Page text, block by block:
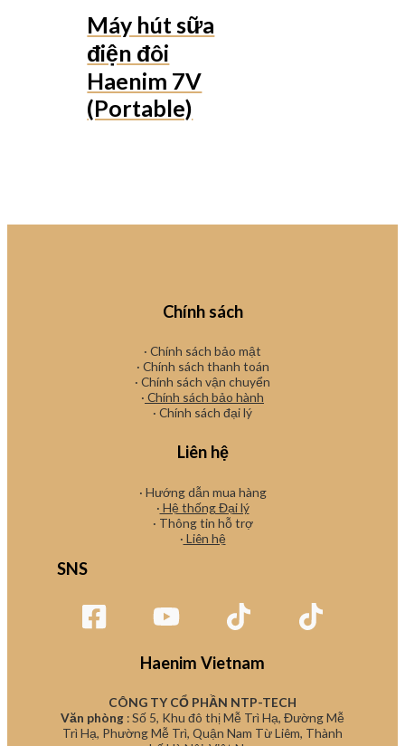
Máy hút sữa
điện đôi
Haenim 7V
(Portable)
Chính sách
· Chính sách bảo mật
· Chính sách thanh toán
· Chính sách vận chuyển
· Chính sách bảo hành
· Chính sách đại lý
Liên hệ
· Hướng dẫn mua hàng
· Hệ thống Đại lý
· Thông tin hỗ trợ
· Liên hệ
SNS
Haenim Vietnam
CÔNG TY CỔ PHẦN NTP-TECH
Văn phòng : Số 5, Khu đô thị Mễ Trì Hạ, Đường Mễ
Trì Hạ, Phường Mễ Trì, Quận Nam Từ Liêm, Thành